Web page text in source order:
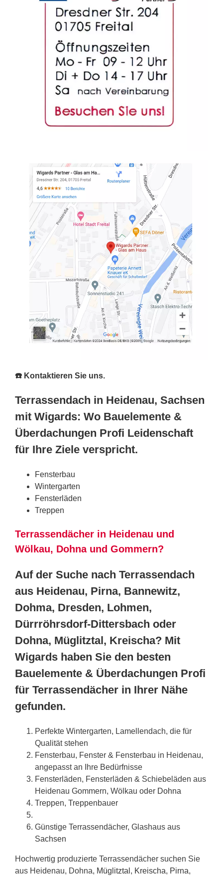
☎️ Kontaktieren Sie uns.
Terrassendach in Heidenau, Sachsen
mit Wigards: Wo Bauelemente &
Überdachungen Profi Leidenschaft
für Ihre Ziele verspricht.
Fensterbau
Wintergarten
Fensterläden
Treppen
Terrassendächer in Heidenau und
Wölkau, Dohna und Gommern?
Auf der Suche nach Terrassendach
aus Heidenau, Pirna, Bannewitz,
Dohma, Dresden, Lohmen,
Dürrröhrsdorf-Dittersbach oder
Dohna, Müglitztal, Kreischa? Mit
Wigards haben Sie den besten
Bauelemente & Überdachungen Profi
für Terrassendächer in Ihrer Nähe
gefunden.
Perfekte Wintergarten, Lamellendach, die für
Qualität stehen
Fensterbau, Fenster & Fensterbau in Heidenau,
angepasst an Ihre Bedürfnisse
Fensterläden, Fensterläden & Schiebeläden aus
Heidenau Gommern, Wölkau oder Dohna
Treppen, Treppenbauer
Günstige Terrassendächer, Glashaus aus
Sachsen
Hochwertig produzierte Terrassendächer suchen Sie
aus Heidenau, Dohna, Müglitztal , Kreischa, Pirna,